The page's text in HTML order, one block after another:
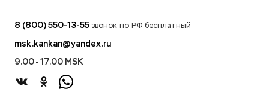
8 (800) 550-13-55 звонок по РФ бесплатный
msk.kankan@yandex.ru
9.00 - 17.00 MSK